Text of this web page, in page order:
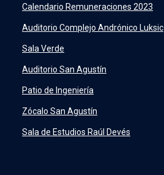
PeopleSoftlaunch
ERPlaunch
Calendario Remuneraciones 2023
Auditorio Complejo Andrónico Luksic
Sala Verde
Auditorio San Agustín
Patio de Ingeniería
Zócalo San Agustín
Sala de Estudios Raúl Devés